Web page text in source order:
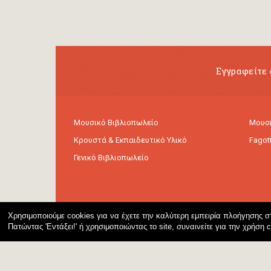
Χρησιμοποιούμε cookies για να έχετε την καλύτερη εμπειρία πλοήγησης
Πατώντας 'Εντάξει!' ή χρησιμοποιώντας το site, συναινείτε για την
Μουσικό Βιβλιοπωλείο
Κρουστά & Εκπαιδευτικό Υλικό
Γενικό Βιβλιοπωλείο